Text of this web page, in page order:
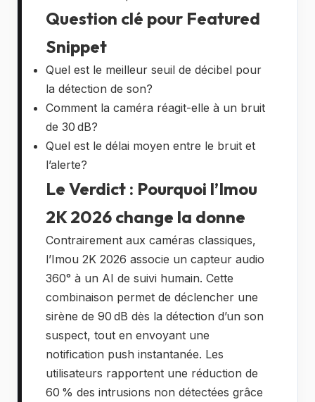
Question clé pour Featured
Snippet
Quel est le meilleur seuil de décibel pour
la détection de son?
Comment la caméra réagit-elle à un bruit
de 30 dB?
Quel est le délai moyen entre le bruit et
l’alerte?
Le Verdict : Pourquoi l’Imou
2K 2026 change la donne
Contrairement aux caméras classiques,
l’Imou 2K 2026 associe un capteur audio
360° à un AI de suivi humain. Cette
combinaison permet de déclencher une
sirène de 90 dB dès la détection d’un son
suspect, tout en envoyant une
notification push instantanée. Les
utilisateurs rapportent une réduction de
60 % des intrusions non détectées grâce